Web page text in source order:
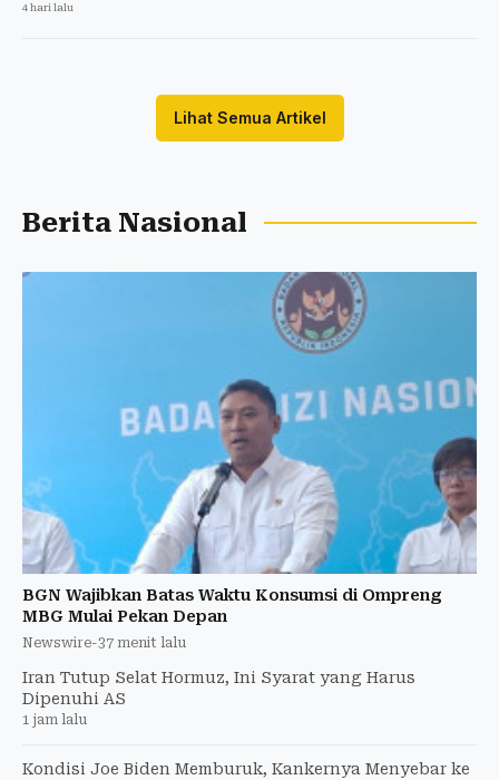
4 hari lalu
Lihat Semua Artikel
Berita Nasional
BGN Wajibkan Batas Waktu Konsumsi di Ompreng
MBG Mulai Pekan Depan
Newswire-37 menit lalu
Iran Tutup Selat Hormuz, Ini Syarat yang Harus
Dipenuhi AS
1 jam lalu
Kondisi Joe Biden Memburuk, Kankernya Menyebar ke